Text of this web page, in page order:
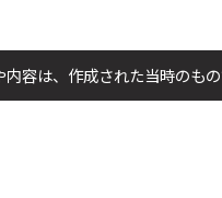
容は、作成された当時のもの